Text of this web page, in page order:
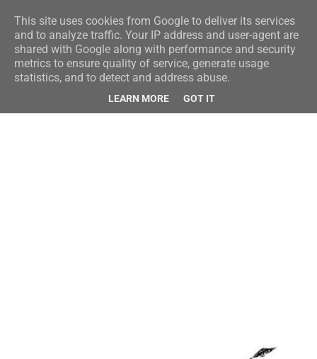
This site uses cookies from Google to deliver its services
and to analyze traffic. Your IP address and user-agent are
shared with Google along with performance and security
metrics to ensure quality of service, generate usage
statistics, and to detect and address abuse.
LEARN MORE GOT IT